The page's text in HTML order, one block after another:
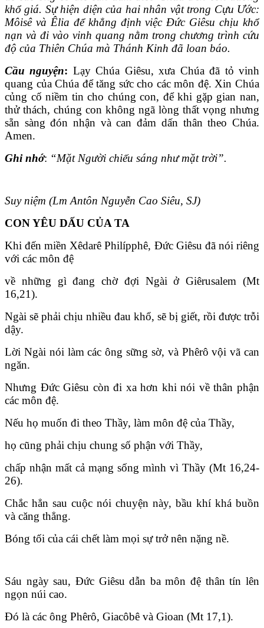
khổ giá. Sự hiện diện của hai nhân vật trong Cựu Ước:
Môisê và Êlia để khẳng định việc Ðức Giêsu chịu khổ
nạn và đi vào vinh quang nằm trong chương trình cứu
độ của Thiên Chúa mà Thánh Kinh đã loan báo.
Cầu nguyện: Lạy Chúa Giêsu, xưa Chúa đã tỏ vinh
quang của Chúa để tăng sức cho các môn đệ. Xin Chúa
củng cố niềm tin cho chúng con, để khi gặp gian nan,
thử thách, chúng con không ngã lòng thất vọng nhưng
sẵn sàng đón nhận và can đảm dấn thân theo Chúa.
Amen.
Ghi nhớ: “Mặt Người chiếu sáng như mặt trời”.
Suy niệm (Lm Antôn Nguyễn Cao Siêu, SJ)
CON YÊU DẤU CỦA TA
Khi đến miền Xêdarê Philípphê, Đức Giêsu đã nói riêng
với các môn đệ
về những gì đang chờ đợi Ngài ở Giêrusalem (Mt
16,21).
Ngài sẽ phải chịu nhiều đau khổ, sẽ bị giết, rồi được trỗi
dậy.
Lời Ngài nói làm các ông sững sờ, và Phêrô vội vã can
ngăn.
Nhưng Đức Giêsu còn đi xa hơn khi nói về thân phận
các môn đệ.
Nếu họ muốn đi theo Thầy, làm môn đệ của Thầy,
họ cũng phải chịu chung số phận với Thầy,
chấp nhận mất cả mạng sống mình vì Thầy (Mt 16,24-
26).
Chắc hẳn sau cuộc nói chuyện này, bầu khí khá buồn
và căng thẳng.
Bóng tối của cái chết làm mọi sự trở nên nặng nề.
Sáu ngày sau, Đức Giêsu dẫn ba môn đệ thân tín lên
ngọn núi cao.
Đó là các ông Phêrô, Giacôbê và Gioan (Mt 17,1).